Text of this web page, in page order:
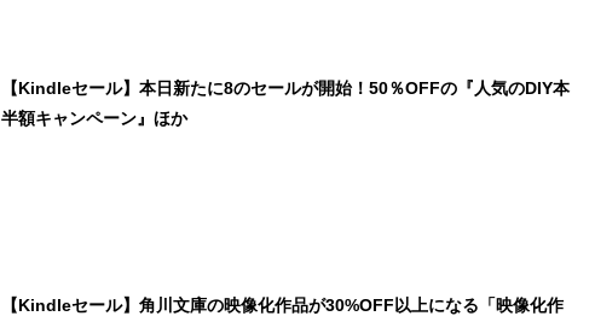
【Kindleセール】本日新たに8のセールが開始！50％OFFの『人気のDIY本
半額キャンペーン』ほか
【Kindleセール】角川文庫の映像化作品が30%OFF以上になる「映像化作